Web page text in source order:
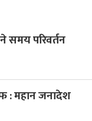
समय परिवर्तन
: महान जनादेश